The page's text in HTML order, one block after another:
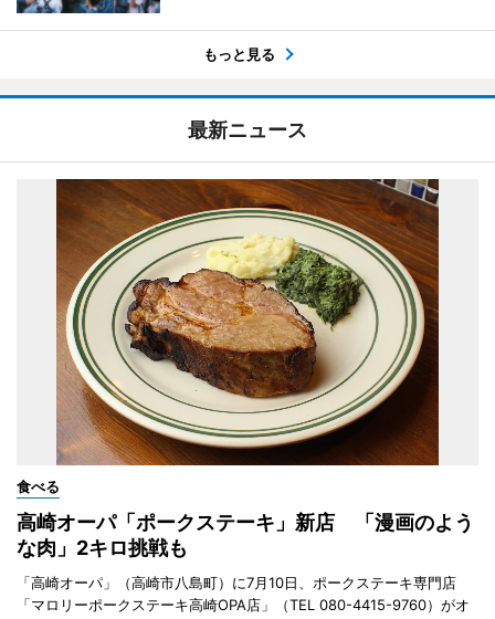
もっと見る
最新ニュース
食べる
高崎オーパ「ポークステーキ」新店 「漫画のよう
な肉」2キロ挑戦も
「高崎オーパ」（高崎市八島町）に7月10日、ポークステーキ専門店
「マロリーポークステーキ高崎OPA店」（TEL 080-4415-9760）がオ